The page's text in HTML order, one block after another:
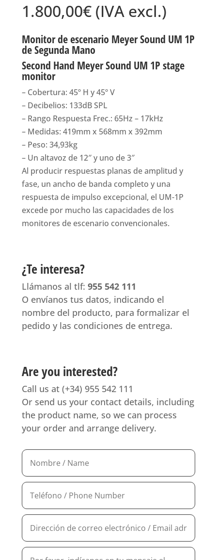
1.800,00€ (IVA excl.)
Monitor de escenario Meyer Sound UM 1P
de Segunda Mano
Second Hand Meyer Sound UM 1P stage
monitor
– Cobertura: 45º H y 45º V
– Decibelios: 133dB SPL
– Rango Respuesta Frec.: 65Hz – 17kHz
– Medidas: 419mm x 568mm x 392mm
– Peso: 34,93kg
– Un altavoz de 12″ y uno de 3″
Al producir respuestas planas de amplitud y
fase, un ancho de banda completo y una
respuesta de impulso excepcional, el UM-1P
excede por mucho las capacidades de los
monitores de escenario convencionales.
¿Te interesa?
Llámanos al tlf: 955 542 111
O envíanos tus datos, indicando el
nombre del producto, para formalizar el
pedido y las condiciones de entrega.
Are you interested?
Call us at (+34) 955 542 111
Or send us your contact details, including
the product name, so we can process
your order and arrange delivery.